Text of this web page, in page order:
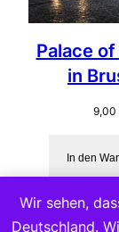
Palace
in
9,00
In den
Wir sehen,
Deutschland.